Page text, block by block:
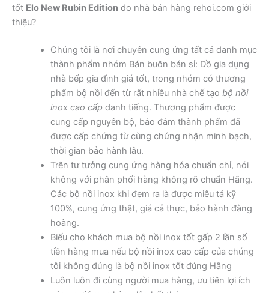
tốt Elo New Rubin Edition do nhà bán hàng rehoi.com giới
thiệu?
Chúng tôi là nơi chuyên cung ứng tất cả danh mục
thành phẩm nhóm Bán buôn bán sỉ: Đồ gia dụng
nhà bếp gia đình giá tốt, trong nhóm có thương
phẩm bộ nồi đến từ rất nhiều nhà chế tạo bộ nồi
inox cao cấp danh tiếng. Thương phẩm được
cung cấp nguyên bộ, bảo đảm thành phẩm đã
được cấp chứng từ cùng chứng nhận minh bạch,
thời gian bảo hành lâu.
Trên tư tưởng cung ứng hàng hóa chuẩn chỉ, nói
không với phân phối hàng không rõ chuẩn Hãng.
Các bộ nồi inox khi đem ra là được miêu tả kỹ
100%, cung ứng thật, giá cả thực, bảo hành đàng
hoàng.
Biếu cho khách mua bộ nồi inox tốt gấp 2 lần số
tiền hàng mua nếu bộ nồi inox cao cấp của chúng
tôi không đúng là bộ nồi inox tốt đúng Hãng
Luôn luôn đi cùng người mua hàng, ưu tiên lợi ích